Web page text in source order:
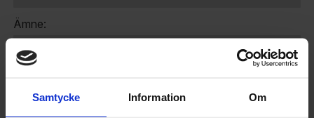
Samtycke Information Om
Ämne: